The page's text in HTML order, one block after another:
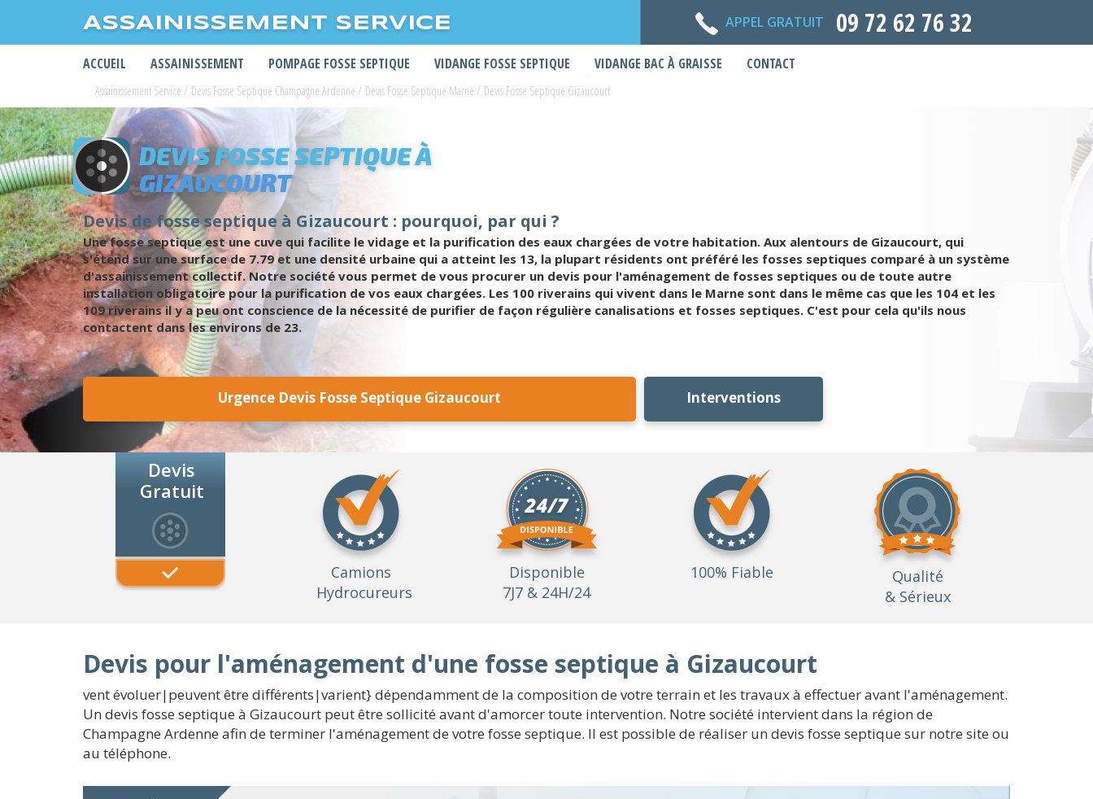
ASSAINISSEMENT SERVICE APPEL GRATUIT 09 72 62 76 32
ACCUEIL ASSAINISSEMENT POMPAGE FOSSE SEPTIQUE VIDANGE FOSSE SEPTIQUE VIDANGE BAC À GRAISSE CONTACT
Assainissement Service / Devis Fosse Septique Champagne Ardenne / Devis Fosse Septique Marne / Devis Fosse Septique Gizaucourt
DEVIS FOSSE SEPTIQUE À
GIZAUCOURT
Devis de fosse septique à Gizaucourt : pourquoi, par qui ?
Une fosse septique est une cuve qui facilite le vidage et la purification des eaux chargées de votre habitation. Aux alentours de Gizaucourt, qui
s'étend sur une surface de 7.79 et une densité urbaine qui a atteint les 13, la plupart résidents ont préféré les fosses septiques comparé à un système
d'assainissement collectif. Notre société vous permet de vous procurer un devis pour l'aménagement de fosses septiques ou de toute autre
installation obligatoire pour la purification de vos eaux chargées. Les 100 riverains qui vivent dans le Marne sont dans le même cas que les 104 et les
109 riverains il y a peu ont conscience de la nécessité de purifier de façon régulière canalisations et fosses septiques. C'est pour cela qu'ils nous
contactent dans les environs de 23.
Urgence Devis Fosse Septique Gizaucourt Interventions
Devis
Gratuit
Camions
Hydrocureurs
Disponible
7J7 & 24H/24
100% Fiable
Qualité
& Sérieux
Devis pour l'aménagement d'une fosse septique à Gizaucourt
vent évoluer|peuvent être différents|varient} dépendamment de la composition de votre terrain et les travaux à effectuer avant l'aménagement.
Un devis fosse septique à Gizaucourt peut être sollicité avant d'amorcer toute intervention. Notre société intervient dans la région de
Champagne Ardenne afin de terminer l'aménagement de votre fosse septique. Il est possible de réaliser un devis fosse septique sur notre site ou
au téléphone.